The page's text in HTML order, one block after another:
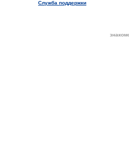
Служба поддержки